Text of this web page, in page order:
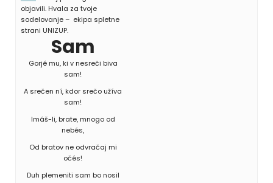
objavili. Hvala za tvoje
sodelovanje – ekipa spletne
strani UNIZUP.
Sam
Gorjé mu, ki v nesreči biva
sam!
A srečen ní, kdor srečo užíva
sam!
Imáš-li, brate, mnogo od
nebés,
Od bratov ne odvračaj mi
očés!
Duh plemeniti sam bo nosil